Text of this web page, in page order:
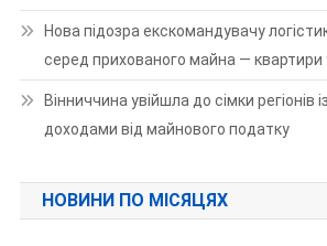
Нова підозра екскомандувачу
серед прихованого майна — квартири
Вінниччина увійшла до сімки регіонів
доходами від майнового податку
НОВИНИ ПО МІСЯЦЯХ